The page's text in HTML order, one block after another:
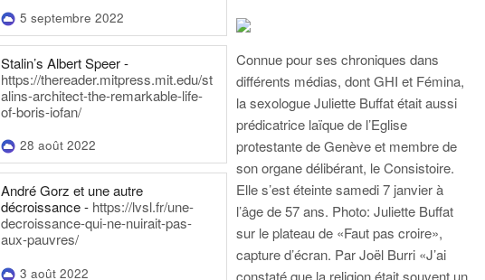
5 septembre 2022
Stalin’s Albert Speer -
https://thereader.mitpress.mit.edu/st
alins-architect-the-remarkable-life-
of-boris-iofan/
28 août 2022
André Gorz et une autre
décroissance - https://lvsl.fr/une-
decroissance-qui-ne-nuirait-pas-
aux-pauvres/
3 août 2022
Connue pour ses chroniques dans
différents médias, dont GHI et Fémina,
la sexologue Juliette Buffat était aussi
prédicatrice laïque de l’Eglise
protestante de Genève et membre de
son organe délibérant, le Consistoire.
Elle s’est éteinte samedi 7 janvier à
l’âge de 57 ans. Photo: Juliette Buffat
sur le plateau de «Faut pas croire»,
capture d’écran. Par Joël Burri «J’ai